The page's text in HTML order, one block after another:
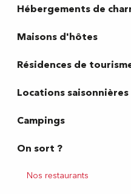
Hébergements de
Maisons d'hôtes
Résidences de
Locations saisonnières
Campings
On sort ?
Nos restaurants
Brochures